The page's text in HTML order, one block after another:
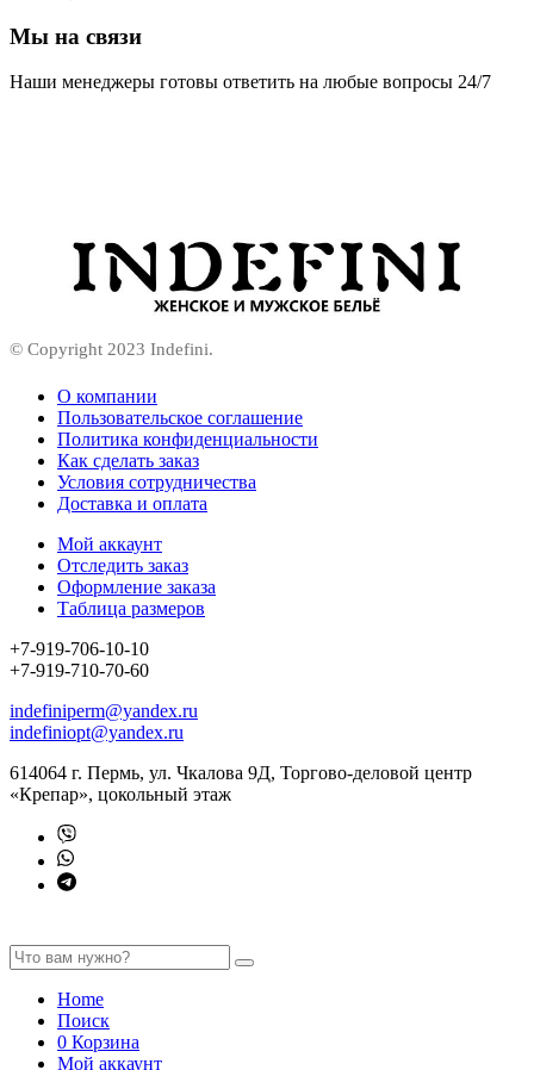
Мы на связи
Наши менеджеры готовы ответить на любые вопросы 24/7
© Copyright 2023 Indefini.
О компании
Пользовательское соглашение
Политика конфиденциальности
Как сделать заказ
Условия сотрудничества
Доставка и оплата
Мой аккаунт
Отследить заказ
Оформление заказа
Таблица размеров
+7-919-706-10-10
+7-919-710-70-60
indefiniperm@yandex.ru
indefiniopt@yandex.ru
614064 г. Пермь, ул. Чкалова 9Д, Торгово-деловой центр
«Крепар», цокольный этаж
Home
Поиск
0 Корзина
Мой аккаунт